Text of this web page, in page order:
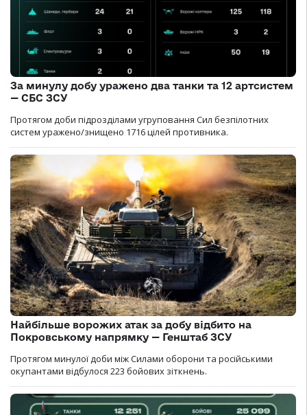
За минулу добу уражено два танки та 12 артсистем
— СБС ЗСУ
Протягом доби підрозділами угруповання Сил безпілотних
систем уражено/знищено 1716 цілей противника.
Найбільше ворожих атак за добу відбито на
Покровському напрямку — Генштаб ЗСУ
Протягом минулої доби між Силами оборони та російськими
окупантами відбулося 223 бойових зіткнень.